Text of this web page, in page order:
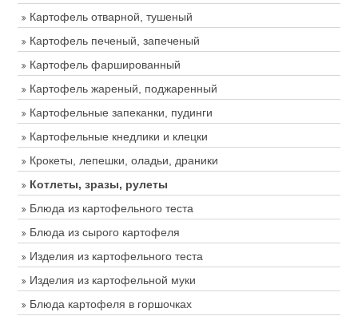
Картофель отварной, тушеный
Картофель печеный, запеченый
Картофель фаршированный
Картофель жареный, поджаренный
Картофельные запеканки, пудинги
Картофельные кнедлики и клецки
Крокеты, лепешки, оладьи, драники
Котлеты, зразы, рулеты
Блюда из картофельного теста
Блюда из сырого картофеля
Изделия из картофельного теста
Изделия из картофельной муки
Блюда картофеля в горшочках